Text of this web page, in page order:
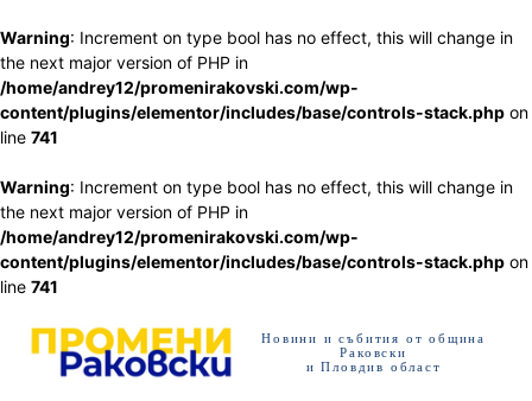
Warning: Increment on type bool has no effect, this will change in
the next major version of PHP in
/home/andrey12/promenirakovski.com/wp-
content/plugins/elementor/includes/base/controls-stack.php on
line 741
Warning: Increment on type bool has no effect, this will change in
the next major version of PHP in
/home/andrey12/promenirakovski.com/wp-
content/plugins/elementor/includes/base/controls-stack.php on
line 741
Новини и събития от община
Раковски
и Пловдив област